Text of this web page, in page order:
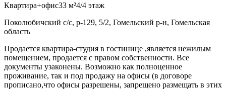
Квартира+офис33 м²4/4 этаж
Поколюбичский с/с, р-129, 5/2, Гомельский р-н, Гомельская
область
Продается квартира-студия в гостинице ,является нежилым
помещением, продается с правом собственности. Все
документы узаконены. Возможно как полноценное
проживание, так и под продажу на офисы (в договоре
прописано,что офисы разрешены, запрещено размещать в этих